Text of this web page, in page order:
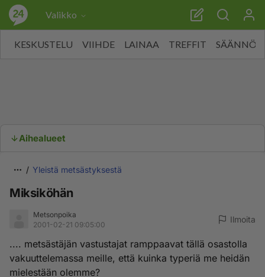
Valikko
KESKUSTELU VIIHDE LAINAA TREFFIT SÄÄNNÖT
Aihealueet
Yleistä metsästyksestä
Miksiköhän
Metsonpoika
2001-02-21 09:05:00
Ilmoita
.... metsästäjän vastustajat ramppaavat tällä osastolla
vakuuttelemassa meille, että kuinka typeriä me heidän
mielestään olemme?